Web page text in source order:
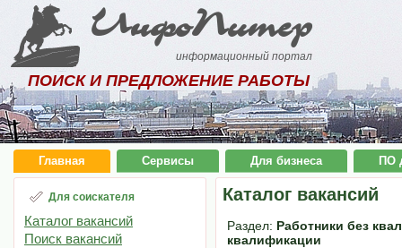
ИнфоПитер
информационный портал
ПОИСК И ПРЕДЛОЖЕНИЕ РАБОТЫ
Главная Сервисы Для бизнеса ПО
Для соискателя
Каталог вакансий
Поиск вакансий
Каталог вакансий
Раздел: Работники без
квалификации